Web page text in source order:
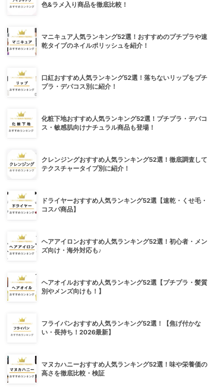
色&ラメ入り商品を徹底比較！
マニキュア人気ランキング52選！おすすめのプチプラや速
乾タイプのネイルポリッシュを紹介！
口紅おすすめ人気ランキング52選！落ちないリップをプチ
プラ・デパコス別に紹介！
化粧下地おすすめ人気ランキング52選！プチプラ・デパコ
ス・敏感肌向けナチュラル商品も登場！
クレンジングおすすめ人気ランキング52選！徹底調査して
テクスチャータイプ別に紹介！
ドライヤーおすすめ人気ランキング52選【速乾・くせ毛・
コスパ商品】
ヘアアイロンおすすめ人気ランキング52選！初心者・メン
ズ向け・海外対応も♪
ヘアオイルおすすめ人気ランキング52選【プチプラ・髪質
別やメンズ向けも！】
フライパンおすすめ人気ランキング52選！【焦げ付かな
い・長持ち！2026最新】
マヌカハニーおすすめ人気ランキング52選！味や栄養価の
高さを徹底比較・検証